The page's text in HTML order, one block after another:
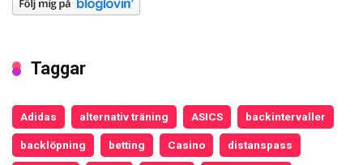
Taggar
Adidas alternativ träning ASICS backintervaller
backlöpning betting Casino distanspass